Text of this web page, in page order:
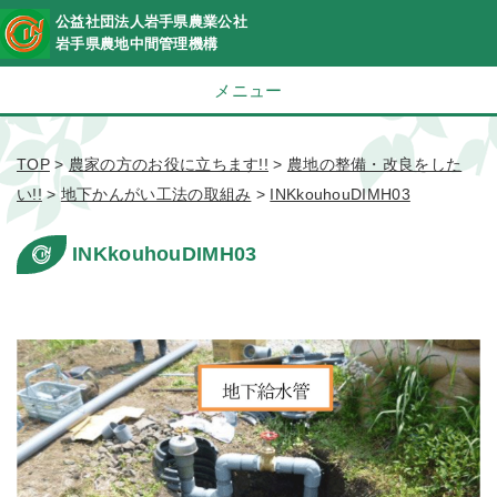
公益社団法人岩手県農業公社
岩手県農地中間管理機構
メニュー
TOP>農家の方のお役に立ちます!! > 農地の整備・改良をした
い!!> 地下かんがい工法の取組み > INKkouhouDIMH03
INKkouhouDIMH03